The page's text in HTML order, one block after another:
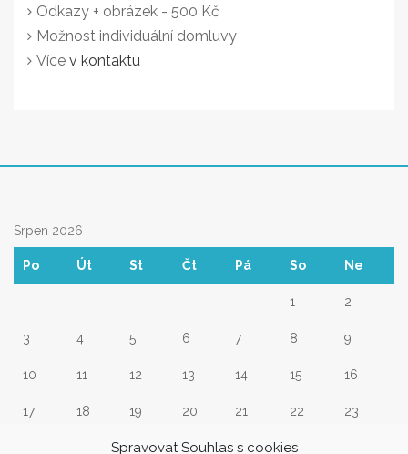
Spravovat Souhlas s cookies
Odkazy + obrázek - 500 Kč
Možnost individuální domluvy
Více v kontaktu
Srpen 2026
Po Út St Čt Pá So Ne
1 2
3 4 5 6 7 8 9
10 11 12 13 14 15 16
17 18 19 20 21 22 23
26 27 28 29